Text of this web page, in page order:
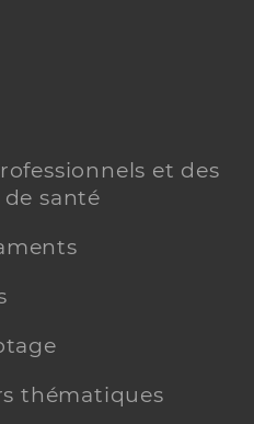
et des
santé
thématiques